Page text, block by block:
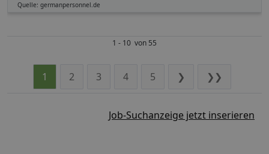
Quelle: germanpersonnel.de
1 - 10 von 55
1 2 3 4 5 ❯ ❯❯
Job-Suchanzeige jetzt inserieren